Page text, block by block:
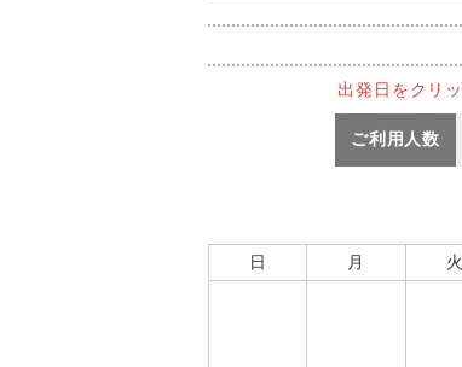
出発日をクリ
ご利用人数
日 月 火